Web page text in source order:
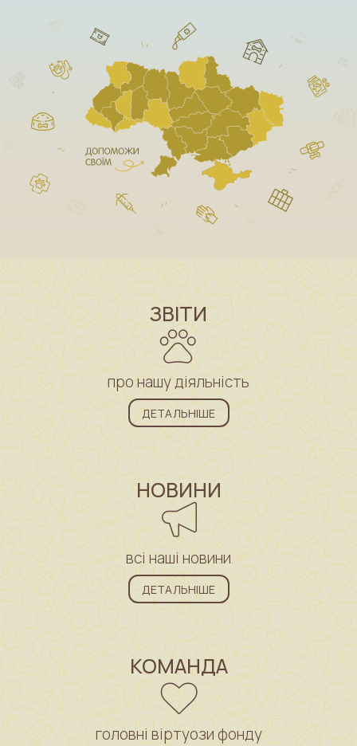
ЗВІТИ
про нашу діяльність
ДЕТАЛЬНІШЕ
НОВИНИ
всі наші новини
ДЕТАЛЬНІШЕ
КОМАНДА
головні віртуози фонду